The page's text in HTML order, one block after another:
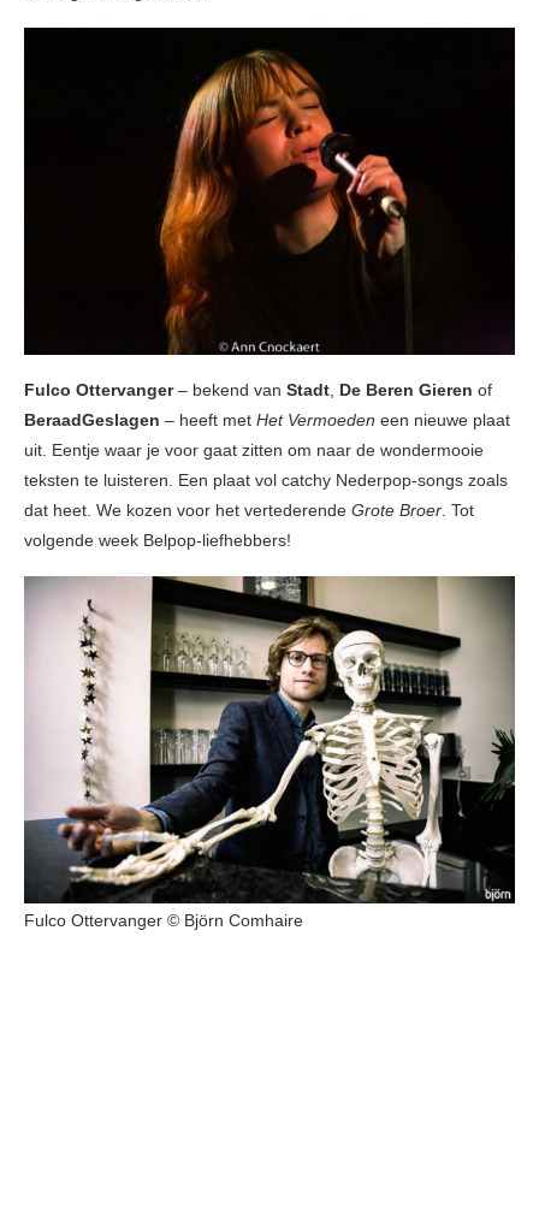
Fulco Ottervanger– bekend van Stadt De Beren Gieren of
BeraadGeslagen – heeft met Het Vermoeden een nieuwe plaat
uit. Eentje waar je voor gaat zitten om naar de wondermooie
teksten te luisteren. Een plaat vol catchy Nederpop-songs zoals
dat heet. We kozen voor het vertederende Grote Broer . Tot
volgende week Belpop-liefhebbers!
Fulco Ottervanger © Björn Comhaire